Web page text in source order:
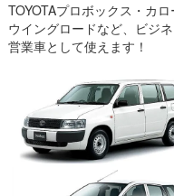
TOYOTAプロボックス・カ
ウイングロードなど、ビジ
営業車として使えます！